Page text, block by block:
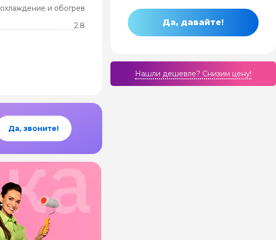
охлаждение и обогрев
2.8
Да, звоните!
Да, давайте!
Нашли дешевле? Cнизим цену!